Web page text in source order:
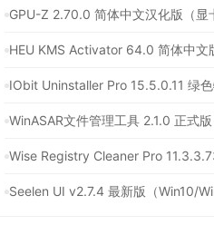
GPU-Z 2.70.0 简体中文汉化版（显
HEU KMS Activator 64.0 简体中文
IObit Uninstaller Pro 15.5.0.11 绿色
Wise Registry Cleaner Pro
Seelen UI v2.7.4 最新版（Win10/